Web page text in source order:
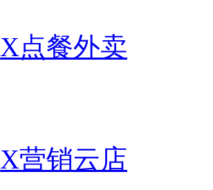
X点餐外卖
X营销云店